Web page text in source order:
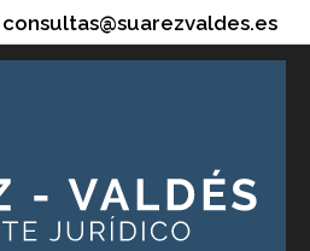
consultas@suarezvaldes.es